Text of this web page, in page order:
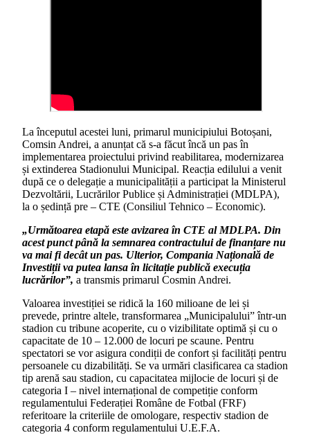
La începutul acestei luni, primarul municipiului Botoșani,
Comsin Andrei, a anunțat că s-a făcut încă un pas în
implementarea proiectului privind reabilitarea, modernizarea
și extinderea Stadionului Municipal. Reacția edilului a venit
după ce o delegație a municipalității a participat la Ministerul
Dezvoltării, Lucrărilor Publice și Administrației (MDLPA),
la o ședință pre – CTE (Consiliul Tehnico – Economic).
„Următoarea etapă este avizarea în CTE al MDLPA. Din
acest punct până la semnarea contractului de finanțare nu
va mai fi decât un pas. Ulterior, Compania Națională de
Investiții va putea lansa în licitație publică execuția
lucrărilor”, a transmis primarul Cosmin Andrei.
Valoarea investiției se ridică la 160 milioane de lei și
prevede, printre altele, transformarea „Municipalului” într-un
stadion cu tribune acoperite, cu o vizibilitate optimă și cu o
capacitate de 10 – 12.000 de locuri pe scaune. Pentru
spectatori se vor asigura condiții de confort și facilități pentru
persoanele cu dizabilități. Se va urmări clasificarea ca stadion
tip arenă sau stadion, cu capacitatea mijlocie de locuri și de
categoria I – nivel internațional de competiție conform
regulamentului Federației Române de Fotbal (FRF)
referitoare la criteriile de omologare, respectiv stadion de
categoria 4 conform regulamentului U.E.F.A.